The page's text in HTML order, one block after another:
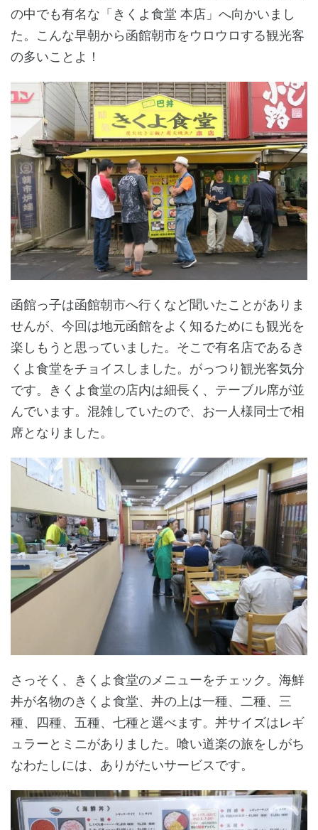
の中でも有名な「きくよ食堂 本店」へ向かいまし
た。こんな早朝から函館朝市をウロウロする観光客
の多いことよ！
函館っ子は函館朝市へ行くなど聞いたことがありま
せんが、今回は地元函館をよく知るためにも観光を
楽しもうと思っていました。そこで有名店であるき
くよ食堂をチョイスしました。がっつり観光客気分
です。きくよ食堂の店内は細長く、テーブル席が並
んでいます。混雑していたので、お一人様同士で相
席となりました。
さっそく、きくよ食堂のメニューをチェック。海鮮
丼が名物のきくよ食堂、丼の上は一種、二種、三
種、四種、五種、七種と選べます。丼サイズはレギ
ュラーとミニがありました。喰い道楽の旅をしがち
なわたしには、ありがたいサービスです。